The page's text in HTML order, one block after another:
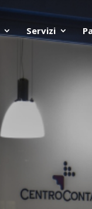
Servizi